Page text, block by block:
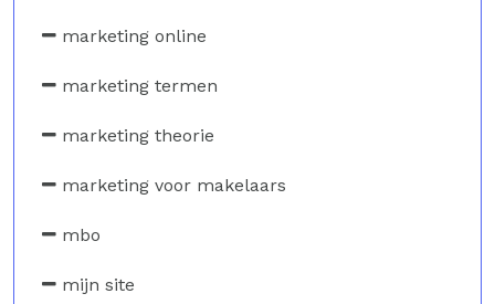
marketing online
marketing termen
marketing theorie
marketing voor makelaars
mbo
mijn site